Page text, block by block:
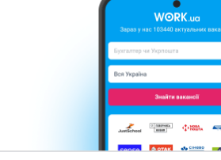
Контакти Про нас
Допомога